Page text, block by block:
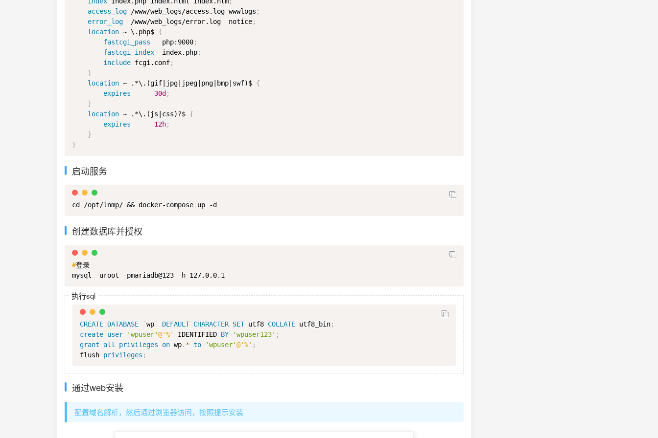
access_log /www/web_logs/access.log wwwlogs ;
error_log
  /www/web_logs/error.log  notice
;
location ~ \.php$ {
fastcgi_pass
   php:9000
;
fastcgi_index
  index.php
;
include fcgi.conf;
}
location ~ .*\.(gif|jpg|jpeg|png|bmp|swf)$ {
expires
30d ;
}
location ~ .*\.(js|css)?$ {
expires
12h;
}
}
启动服务
cd /opt/lnmp/ && docker-compose up -d
创建数据库并授权
#登录
mysql -uroot -pmariadb@123 -h 127.0.0.1
执行sql
CREATE DATABASE `wp` DEFAULT CHARACTER SET utf8 COLLATE utf8_bin;
create user 'wpuser'@'%' IDENTIFIED BY 'wpuser123' ;
grant
all privileges on wp. * to 'wpuser'@'%' ;
flush privileges ;
通过web安装
配置域名解析，然后通过浏览器访问，按照提示安装